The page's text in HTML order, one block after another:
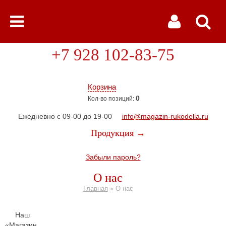
Корзина
Кол-во позиций: 0
+7 928 102-83-75
Ежедневно с 09-00 до 19-00 info@magazin-rukodelia.ru
Продукция →
Забыли пароль?
О нас
Главная » О нас
Наш